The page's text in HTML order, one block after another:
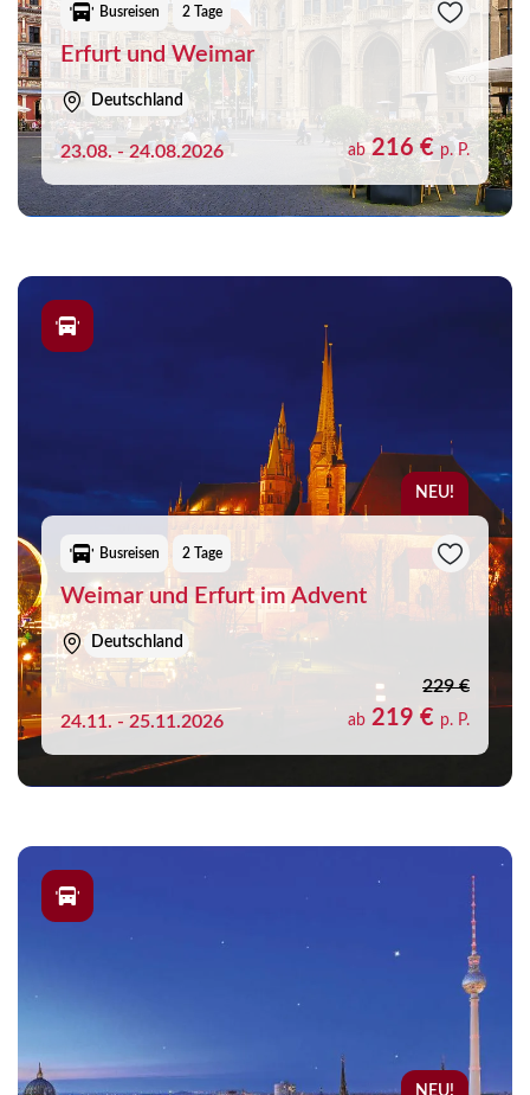
Busreisen 2 Tage
Erfurt und Weimar
Deutschland
23.08. - 24.08.2026 ab216 €p. P.
NEU!
Busreisen 2 Tage
Weimar und Erfurt im Advent
Deutschland
24.11. - 25.11.2026
229 €
ab 219 € p. P.
NEU!